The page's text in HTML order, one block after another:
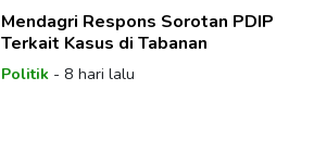
Mendagri Respons Sorotan PDIP
Terkait Kasus di Tabanan
Politik- 8 hari lalu